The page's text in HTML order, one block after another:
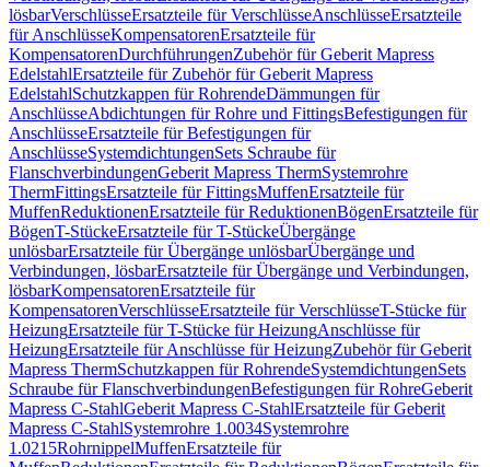
lösbarVerschlüsseErsatzteile für VerschlüsseAnschlüsseErsatzteile
für AnschlüsseKompensatorenErsatzteile für
KompensatorenDurchführungenZubehör für Geberit Mapress
EdelstahlErsatzteile für Zubehör für Geberit Mapress
EdelstahlSchutzkappen für RohrendeDämmungen für
AnschlüsseAbdichtungen für Rohre und FittingsBefestigungen für
AnschlüsseErsatzteile für Befestigungen für
AnschlüsseSystemdichtungenSets Schraube für
FlanschverbindungenGeberit Mapress ThermSystemrohre
ThermFittingsErsatzteile für FittingsMuffenErsatzteile für
MuffenReduktionenErsatzteile für ReduktionenBögenErsatzteile für
BögenT-StückeErsatzteile für T-StückeÜbergänge
unlösbarErsatzteile für Übergänge unlösbarÜbergänge und
Verbindungen, lösbarErsatzteile für Übergänge und Verbindungen,
lösbarKompensatorenErsatzteile für
KompensatorenVerschlüsseErsatzteile für VerschlüsseT-Stücke für
HeizungErsatzteile für T-Stücke für HeizungAnschlüsse für
HeizungErsatzteile für Anschlüsse für HeizungZubehör für Geberit
Mapress ThermSchutzkappen für RohrendeSystemdichtungenSets
Schraube für FlanschverbindungenBefestigungen für RohreGeberit
Mapress C-StahlGeberit Mapress C-StahlErsatzteile für Geberit
Mapress C-StahlSystemrohre 1.0034Systemrohre
1.0215RohrnippelMuffenErsatzteile für